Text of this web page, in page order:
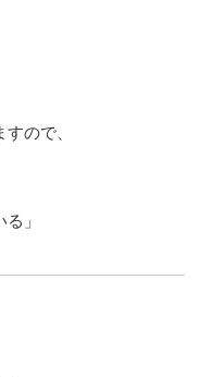
ので、
」